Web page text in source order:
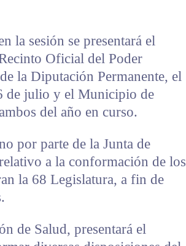
la sesión se presentará el
Oficial del Poder
la Diputación Permanente, el
de julio y el Municipio de
del año en curso.
por parte de la Junta de
a la conformación de los
la 68 Legislatura, a fin de
de Salud, presentará el